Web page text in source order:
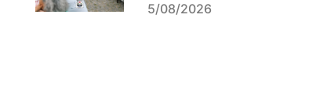
5/08/2026